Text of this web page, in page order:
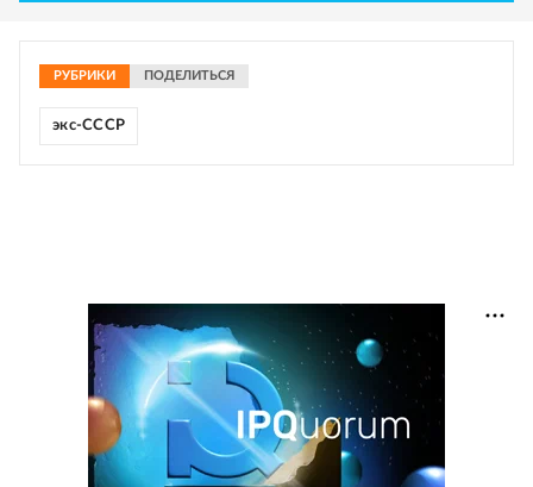
РУБРИКИ ПОДЕЛИТЬСЯ
экс-СССР